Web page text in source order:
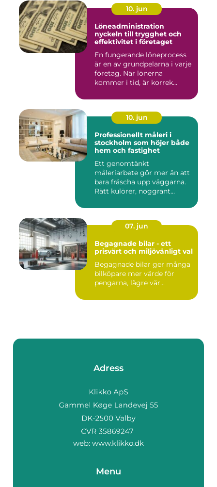
10. jun
Löneadministration
nyckeln till trygghet och
effektivitet i företaget
En fungerande löneprocess
är en av grundpelarna i varje
företag. När lönerna
kommer i tid, är korrek...
10. jun
Professionellt måleri i
stockholm som höjer både
hem och fastighet
Ett genomtänkt
måleriarbete gör mer än att
bara fräscha upp väggarna.
Rätt kulörer, noggrant
07. jun
Begagnade bilar - ett
prisvärt och miljövänligt val
Begagnade bilar ger många
bilköpare mer värde för
pengarna, lägre vär...
Adress
web: www.klikko.dk
Menu